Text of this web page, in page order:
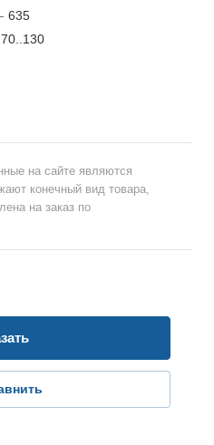
635
70..130
на сайте являются
конечный вид товара,
на заказ по